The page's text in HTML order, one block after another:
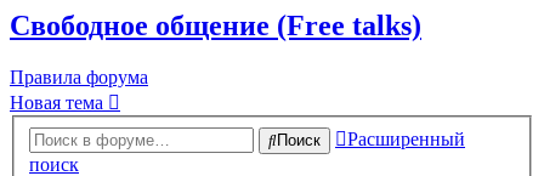
Свободное общение (Free talks)
Правила форума
Новая тема
Поиск
Расширенный
поиск